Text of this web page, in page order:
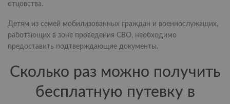
отцовства.
Детям из семей мобилизованных граждан и военнослужащих,
работающих в зоне проведения СВО, необходимо
предоставить подтверждающие документы.
Сколько раз можно получить
бесплатную путевку в